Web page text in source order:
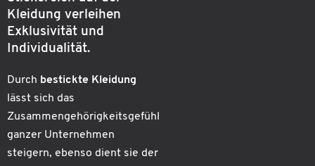
Kleidung verleihen
Exklusivität und
Individualität.
Durch bestickte Kleidung
lässt sich das
Zusammengehörigkeitsgefühl
ganzer Unternehmen
steigern, ebenso dient sie der